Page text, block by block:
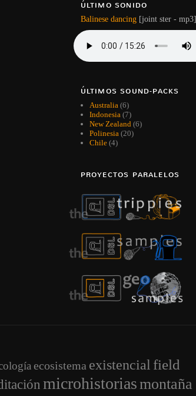
ÚLTIMO SONIDO
Balinese dancing[joint ster - mp3]
ÚLTIMOS SOUND-PACKS
Australia (6)
Indonesia (7)
New Zealand (6)
Polinesia (20)
Chile(4)
PROYECTOS PARALELOS
ecosistema existencial field
microhistoriasmontaña